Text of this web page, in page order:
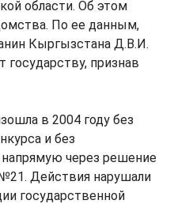
области. Об этом
По ее данным,
Кыргызстана Д.В.И.
государству, признав
в 2004 году без
и без
через решение
Действия нарушали
государственной